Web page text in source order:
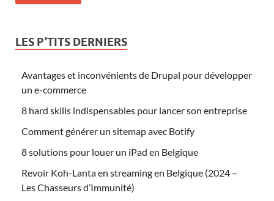
LES P’TITS DERNIERS
Avantages et inconvénients de Drupal pour développer
un e-commerce
8 hard skills indispensables pour lancer son entreprise
Comment générer un sitemap avec Botify
8 solutions pour louer un iPad en Belgique
Revoir Koh-Lanta en streaming en Belgique (2024 –
Les Chasseurs d’Immunité)